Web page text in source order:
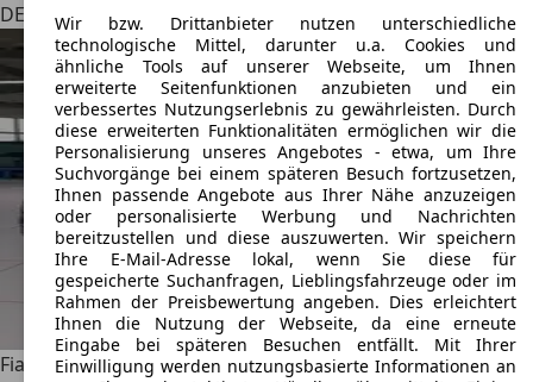
DE 69239 Neckarsteinach
Fiat 500CDolcevita
Wir bzw. Drittanbieter nutzen unterschiedliche
technologische Mittel, darunter u.a. Cookies und
ähnliche Tools auf unserer Webseite, um Ihnen
erweiterte Seitenfunktionen anzubieten und ein
verbessertes Nutzungserlebnis zu gewährleisten. Durch
diese erweiterten Funktionalitäten ermöglichen wir die
Personalisierung unseres Angebotes - etwa, um Ihre
Suchvorgänge bei einem späteren Besuch fortzusetzen,
Ihnen passende Angebote aus Ihrer Nähe anzuzeigen
oder personalisierte Werbung und Nachrichten
bereitzustellen und diese auszuwerten. Wir speichern
Ihre E-Mail-Adresse lokal, wenn Sie diese für
gespeicherte Suchanfragen, Lieblingsfahrzeuge oder im
Rahmen der Preisbewertung angeben. Dies erleichtert
Ihnen die Nutzung der Webseite, da eine erneute
Eingabe bei späteren Besuchen entfällt. Mit Ihrer
Einwilligung werden nutzungsbasierte Informationen an